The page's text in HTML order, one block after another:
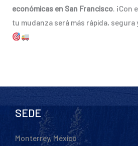
económicas en San Francisco. ¡Con
tu mudanza será más rápida,
SEDE
Monterrey, México